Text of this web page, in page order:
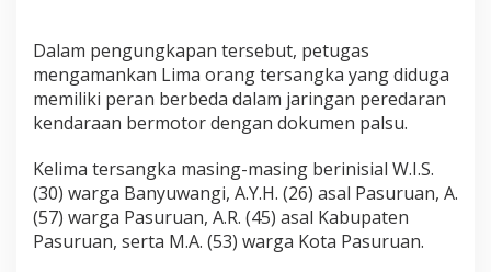
s
a
n
g
a
D
i
a
Dalam pengungkapan tersebut, petugas
mengamankan Lima orang tersangka yang diduga
memiliki peran berbeda dalam jaringan peredaran
kendaraan bermotor dengan dokumen palsu.
Kelima tersangka masing-masing berinisial W.I.S.
(30) warga Banyuwangi, A.Y.H. (26) asal Pasuruan, A.
(57) warga Pasuruan, A.R. (45) asal Kabupaten
Pasuruan, serta M.A. (53) warga Kota Pasuruan.